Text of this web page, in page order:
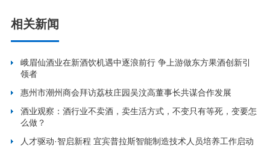
相关新闻
峨眉仙酒业在新酒饮机遇中逐浪前行 争上游做东方果酒创新引
领者
惠州市潮州商会拜访荔枝庄园吴汶高董事长共谋合作发展
酒业观察：酒行业不卖酒，卖生活方式，不变只有等死，变要怎
么做？
人才驱动·智启新程 宜宾普拉斯智能制造技术人员培养工作启动